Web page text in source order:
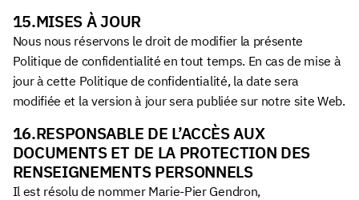
15.MISES À JOUR
Nous nous réservons le droit de modifier la présente
Politique de confidentialité en tout temps. En cas de mise à
jour à cette Politique de confidentialité, la date sera
modifiée et la version à jour sera publiée sur notre site Web.
16.RESPONSABLE DE L’ACCÈS AUX
DOCUMENTS ET DE LA PROTECTION DES
RENSEIGNEMENTS PERSONNELS
Il est résolu de nommer Marie-Pier Gendron,